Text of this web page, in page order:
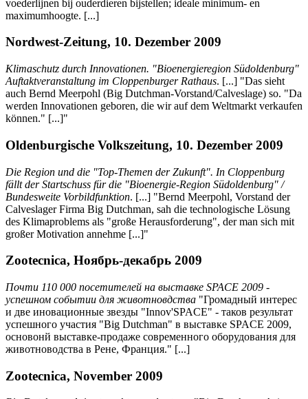
voederlijnen bij ouderdieren bijstellen; ideale minimum- en
maximumhoogte. [...]
Nordwest-Zeitung, 10. Dezember 2009
Klimaschutz durch Innovationen. "Bioenergieregion Südoldenburg"
Auftaktveranstaltung im Cloppenburger Rathaus. [...] "Das sieht
auch Bernd Meerpohl (Big Dutchman-Vorstand/Calveslage) so. "Da
werden Innovationen geboren, die wir auf dem Weltmarkt verkaufen
können." [...]"
Oldenburgische Volkszeitung, 10. Dezember 2009
Die Region und die "Top-Themen der Zukunft". In Cloppenburg
fällt der Startschuss für die "Bioenergie-Region Südoldenburg" /
Bundesweite Vorbildfunktion. [...] "Bernd Meerpohl, Vorstand der
Calveslager Firma Big Dutchman, sah die technologische Lösung
des Klimaproblems als "große Herausforderung", der man sich mit
großer Motivation annehme [...]"
Zootecnica, Ноябрь-декабрь 2009
Почти 110 000 посетителей на выставке SPACE 2009 -
успешном событии для животновдства "Громадный интерес
и две иновационные звезды "Innov'SPACE" - таков результат
успешного участия "Big Dutchman" в выставке SPACE 2009,
основонй выставке-продаже современного оборудования для
животноводства в Рене, Франция." [...]
Zootecnica, November 2009